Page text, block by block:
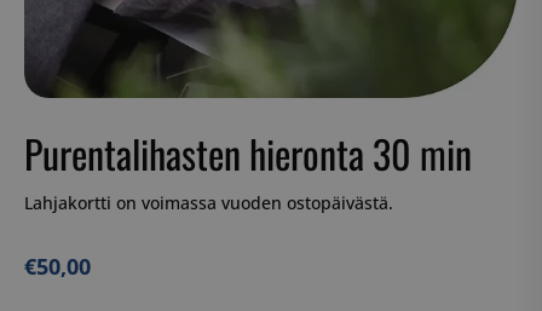
Purentalihasten hieronta 30 min
Lahjakortti on voimassa vuoden ostopäivästä.
€50,00